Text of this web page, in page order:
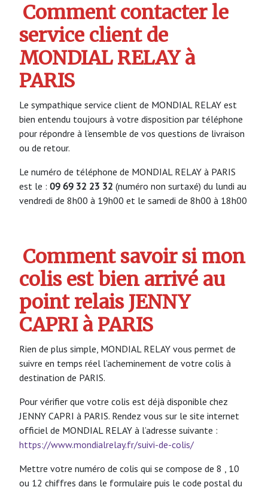
Comment contacter le
service client de
MONDIAL RELAY à
PARIS
Le sympathique service client de MONDIAL RELAY est
bien entendu toujours à votre disposition par téléphone
pour répondre à l’ensemble de vos questions de livraison
ou de retour.
Le numéro de téléphone de MONDIAL RELAY à PARIS
est le : 09 69 32 23 32 (numéro non surtaxé) du lundi au
vendredi de 8h00 à 19h00 et le samedi de 8h00 à 18h00
Comment savoir si mon
colis est bien arrivé au
point relais JENNY
CAPRI à PARIS
Rien de plus simple, MONDIAL RELAY vous permet de
suivre en temps réel l’acheminement de votre colis à
destination de PARIS.
Pour vérifier que votre colis est déjà disponible chez
JENNY CAPRI à PARIS. Rendez vous sur le site internet
officiel de MONDIAL RELAY à l’adresse suivante :
https://www.mondialrelay.fr/suivi-de-colis/
Mettre votre numéro de colis qui se compose de 8 , 10
ou 12 chiffres dans le formulaire puis le code postal du